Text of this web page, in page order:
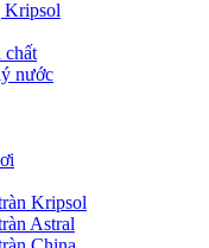
Kripsol
chất
nước
Kripsol
Astral